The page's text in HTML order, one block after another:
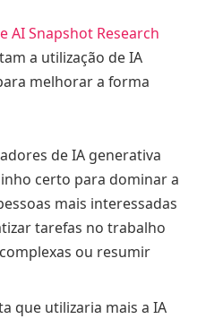
AI Snapshot Research
a utilização de IA
melhorar a forma
de IA generativa
certo para dominar a
mais interessadas
tarefas no trabalho
ou resumir
que utilizaria mais a IA